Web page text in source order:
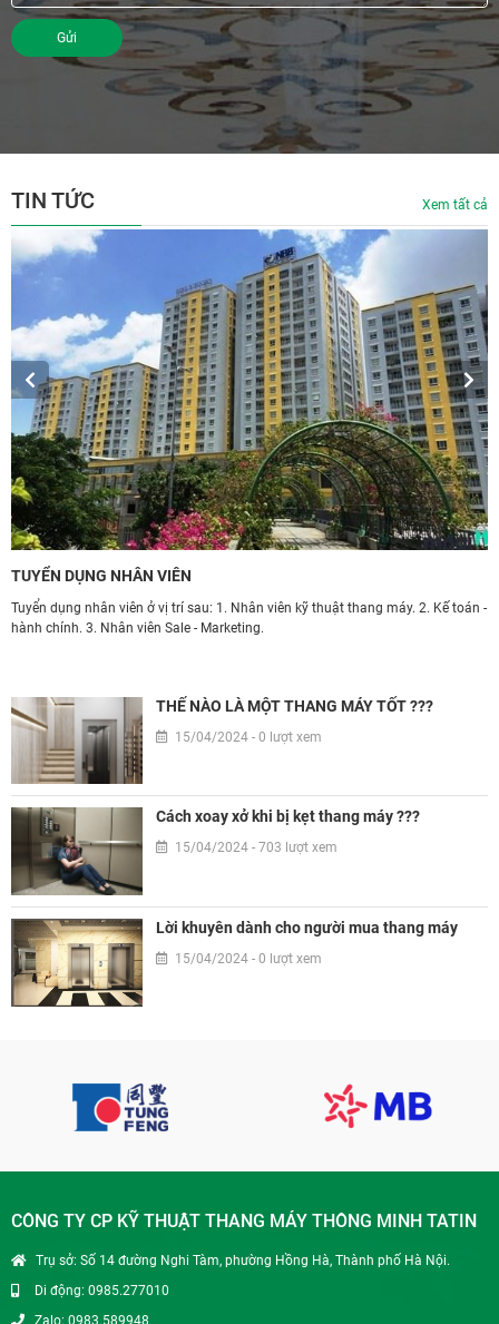
Gửi
TIN TỨC Xem tất cả
TUYỂN DỤNG NHÂN VIÊN
Tuyển dụng nhân viên ở vị trí sau: 1. Nhân viên kỹ thuật thang máy. 2. Kế toán -
hành chính. 3. Nhân viên Sale - Marketing.
THẾ NÀO LÀ MỘT THANG MÁY TỐT ???
15/04/2024 - 0 lượt xem
Cách xoay xở khi bị kẹt thang máy ???
15/04/2024 - 703 lượt xem
Lời khuyên dành cho người mua thang máy
15/04/2024 - 0 lượt xem
CÔNG TY CP KỸ THUẬT THANG MÁY THÔNG MINH TATIN
Trụ sở: Số 14 đường Nghi Tàm, phường Hồng Hà, Thành phố Hà Nội.
Di động: 0985.277010
Zalo: 0983.589948